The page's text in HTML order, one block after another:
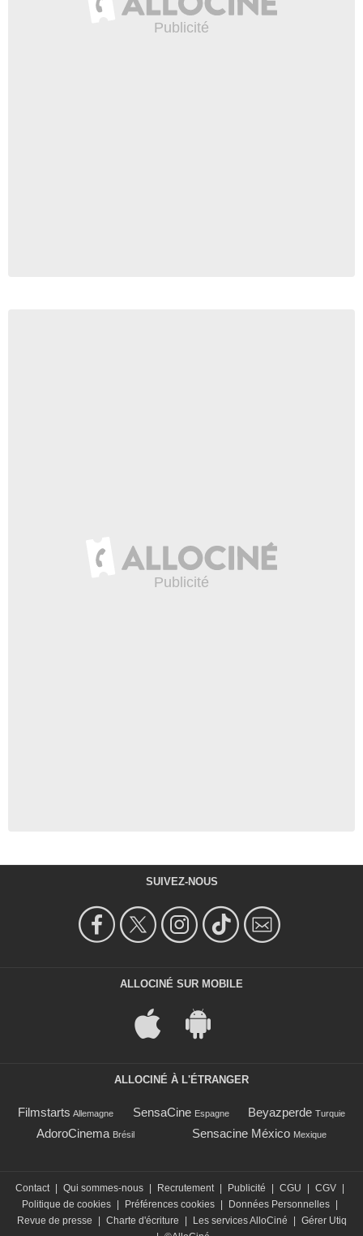
SUIVEZ-NOUS
ALLOCINÉ SUR MOBILE
ALLOCINÉ À L'ÉTRANGER
Filmstarts Allemagne SensaCine Espagne Beyazperde Turquie
AdoroCinema Brésil Sensacine México Mexique
Contact Qui sommes-nous Recrutement Publicité CGU CGV
Politique de cookies
Préférences cookies Données Personnelles
Revue de presse
Charte d'écriture Les services AlloCiné
Gérer Utiq